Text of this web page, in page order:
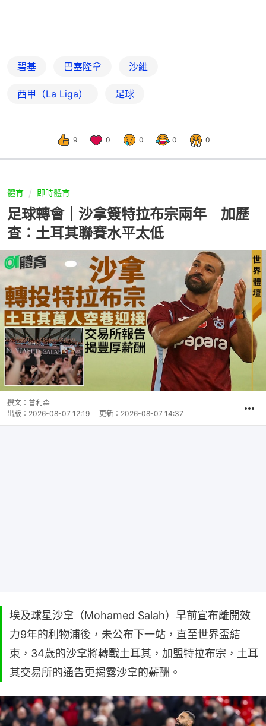
碧基 巴塞隆拿 沙維
西甲（La Liga） 足球
9 0 0 0 0
體育 即時體育
足球轉會｜沙拿簽特拉布宗兩年 加歷
查：土耳其聯賽水平太低
撰文： 普利森
出版： 2026-08-07 12:19 更新： 2026-08-07 14:37
埃及球星沙拿（Mohamed Salah）早前宣布離開效
力9年的利物浦後，未公布下一站，直至世界盃結
束，34歲的沙拿將轉戰土耳其，加盟特拉布宗，土耳
其交易所的通告更揭露沙拿的薪酬。